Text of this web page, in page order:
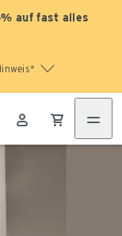
auf fast alles